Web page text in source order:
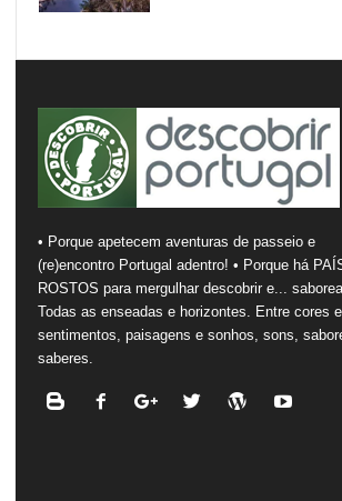
• Porque apetecem aventuras de passeio e
(re)encontro Portugal adentro! • Porque há
ROSTOS para mergulhar descobrir e...
Todas as enseadas e horizontes. Entre cores e
sentimentos, paisagens e sonhos, sons,
saberes.